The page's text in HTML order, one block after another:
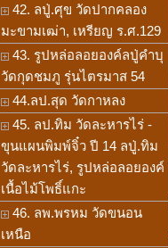
42. ลปู่.ศุข วัดปากคลอง
มะขามเฒ่า, เหรียญ ร.ศ.129
43. รูปหล่อลอยองค์ลปู่คำบุ
วัดกุดชมภู รุ่นไตรมาส 54
44.ลป.สุด วัดกาหลง
45. ลป.ทิม วัดละหารไร่ -
ขุนแผนพิมพ์จิ๋ว ปี 14 ลปู่.ทิม
วัดละหารไร่, รูปหล่อลอยองค์
เนื้อไม้โพธิ์แกะ
46. ลพ.พรหม วัดขนอน
เหนือ